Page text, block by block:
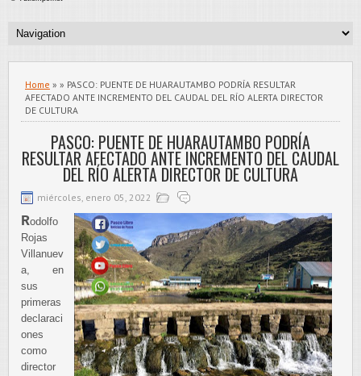
Home » » PASCO: PUENTE DE HUARAUTAMBO PODRÍA RESULTAR
AFECTADO ANTE INCREMENTO DEL CAUDAL DEL RÍO ALERTA DIRECTOR
DE CULTURA
PASCO: PUENTE DE HUARAUTAMBO PODRÍA
RESULTAR AFECTADO ANTE INCREMENTO DEL CAUDAL
DEL RÍO ALERTA DIRECTOR DE CULTURA
miércoles, enero 05, 2022
Rodolfo
Rojas
Villanuev
a, en
sus
primeras
declaraci
ones
como
director